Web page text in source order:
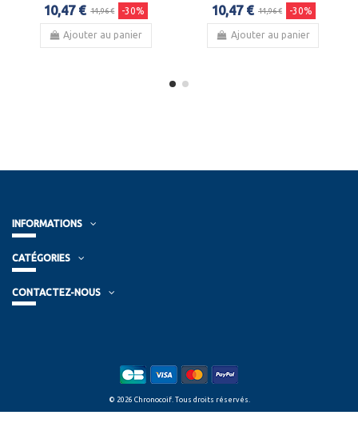
10,47 € 14,96 € -30%
Ajouter au panier
10,47 € 14,96 € -30%
Ajouter au panier
INFORMATIONS
CATÉGORIES
CONTACTEZ-NOUS
© 2026 Chronocoif. Tous droits réservés.